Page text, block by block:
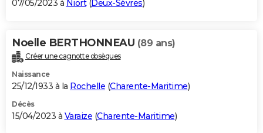
07/05/2023 à Niort(Deux-Sèvres)
Noelle BERTHONNEAU (89 ans)
Créer une cagnotte obsèques
Naissance
25/12/1933 à la Rochelle (Charente-Maritime)
Décès
15/04/2023 à Varaize (Charente-Maritime)